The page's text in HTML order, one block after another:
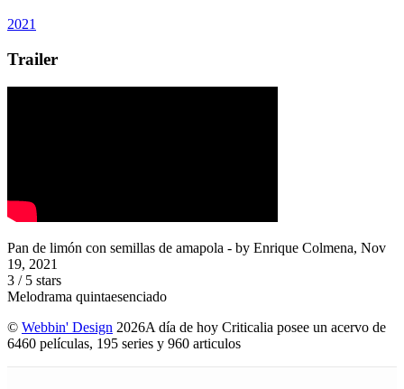
2021
Trailer
Pan de limón con semillas de amapola - by Enrique Colmena, Nov
19, 2021
3 / 5 stars
Melodrama quintaesenciado
© Webbin' Design 2026A día de hoy Criticalia posee un acervo de
6460 películas, 195 series y 960 articulos